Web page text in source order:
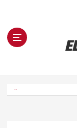
n El